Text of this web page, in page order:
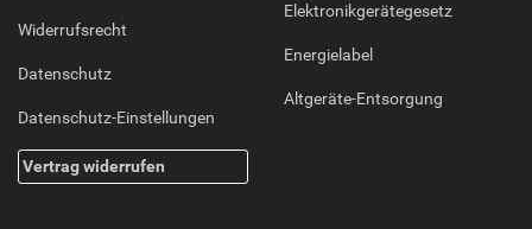
Widerrufsrecht
Datenschutz
Datenschutz-Einstellungen
Vertrag widerrufen
Elektronikgerätegesetz
Energielabel
Altgeräte-Entsorgung